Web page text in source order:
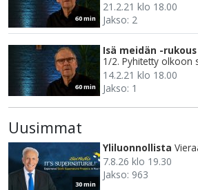
60 min
21.2.21 klo 18.00
Jakso: 2
60 min
Isä meidän -
1/2. Pyhitetty olkoon
14.2.21 klo 18.00
Jakso: 1
Uusimmat
30 min
Yliluonnollista
7.8.26 klo 19.30
Jakso: 963